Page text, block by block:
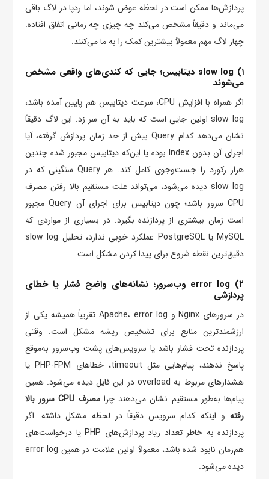
پردازش‌ها ممکن است در لحظه عوض شوند، اما ردپا در لاگ باقی
می‌ماند و دقیقاً مشخص می‌کند چه چیزی چه زمانی اتفاق افتاده.
چهار لاگ مهم معمولاً بیشترین کمک را به ما می‌کنند.
۱) slow log دیتابیس؛ جایی که کندی‌های واقعی مشخص
می‌شوند
اگر همراه با افزایش CPU، سرعت دیتابیس هم پایین آمده باشد،
slow log اولین جایی است که باید به آن سر زد. این لاگ دقیقاً
نشان می‌دهد کدام Query بیش از حد زمان پردازش گرفته، آیا
اجرای آن بدون Index بوده یا این‌که دیتابیس مجبور شده چندین
هزار رکورد را جست‌وجوی کامل کند. هر Query سنگینی که در
slow log دیده می‌شود، می‌تواند علت مستقیم بالا رفتن مصرف
CPU سرور باشد؛ چون دیتابیس برای اجرای آن Query مجبور
است زمان بیشتری از پردازنده بگیرد. در بسیاری از مواردی که
MySQL یا PostgreSQL عملکرد خوبی ندارد، تحلیل slow log
دقیق‌ترین نقطه شروع برای پیدا کردن مشکل است.
۲) error log وب‌سرور؛ نشانه‌های واضح فشار یا خطای
پردازشی
در سرورهای Nginx و Apache، error log تقریباً همیشه یکی از
ارزشمندترین منابع برای تشخیص ریشه مشکل است. وقتی
پردازنده تحت فشار باشد یا سرویس‌های پشت وب‌سرور به‌موقع
پاسخ ندهند، پیام‌هایی مثل timeout، خطاهای PHP-FPM یا
هشدارهای مربوط به overload در این فایل دیده می‌شود. همین
پیام‌ها به‌طور مستقیم نشان می‌دهند چرا
مصرف CPU سرور بالا
رفته و اینکه کدام سرویس دقیقاً در لحظه مشکل داشته. اگر
پردازنده به خاطر تعداد زیاد پردازش‌های PHP یا درخواست‌های
هم‌زمان نابود شده باشد، معمولاً اولین علامت در همین error log
دیده می‌شود.